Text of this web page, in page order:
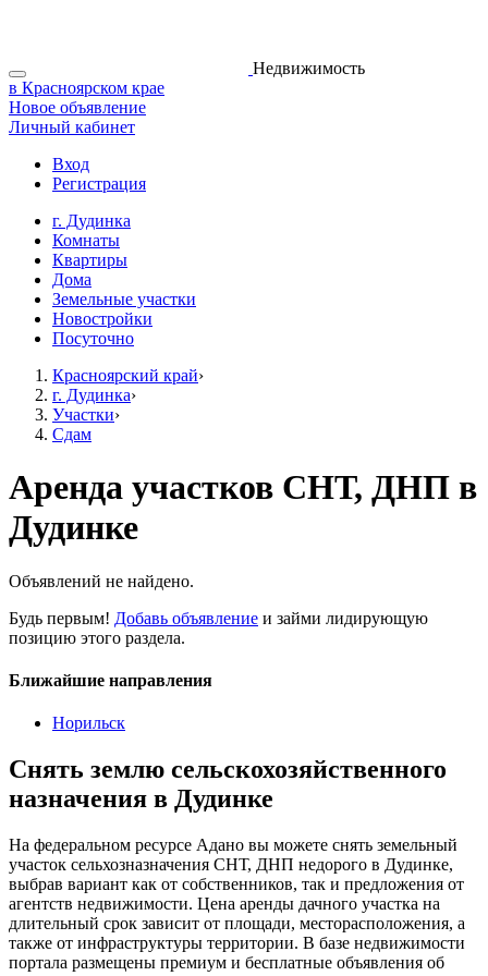
Недвижимость
в Красноярском крае
Новое объявление
Личный кабинет
Вход
Регистрация
г. Дудинка
Комнаты
Квартиры
Дома
Земельные участки
Новостройки
Посуточно
Красноярский край›
г. Дудинка›
Участки›
Сдам
Аренда участков СНТ, ДНП в
Дудинке
Объявлений не найдено.
Будь первым! Добавь объявление и займи лидирующую
позицию этого раздела.
Ближайшие направления
Норильск
Снять землю сельскохозяйственного
назначения в Дудинке
На федеральном ресурсе Адано вы можете снять земельный
участок сельхозназначения СНТ, ДНП недорого в Дудинке,
выбрав вариант как от собственников, так и предложения от
агентств недвижимости. Цена аренды дачного участка на
длительный срок зависит от площади, месторасположения, а
также от инфраструктуры территории. В базе недвижимости
портала размещены премиум и бесплатные объявления об